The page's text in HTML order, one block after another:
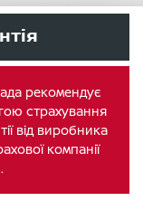
рекомендує
страхування
від виробника
компанії